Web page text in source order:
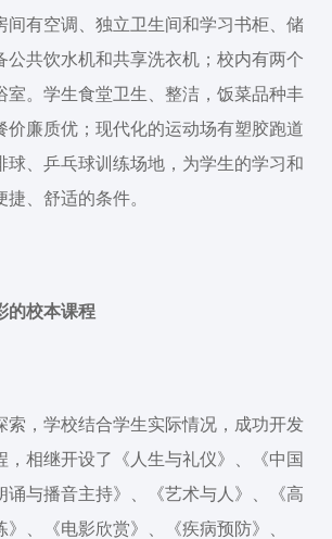
间有空调、独立卫生间和学习书柜、储
公共饮水机和共享洗衣机；校内有两个
室。学生食堂卫生、整洁，饭菜品种丰
价廉质优；现代化的运动场有塑胶跑道
球、乒乓球训练场地，为学生的学习和
、舒适的条件。
的校本课程
索，学校结合学生实际情况，成功开发
，相继开设了《人生与礼仪》、《中国
诵与播音主持》、《艺术与人》、《高
》、《电影欣赏》、《疾病预防》、